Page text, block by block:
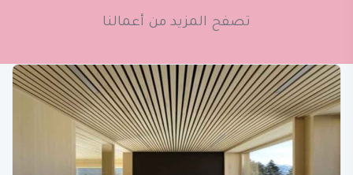
تصفح المزيد من أعمالنا